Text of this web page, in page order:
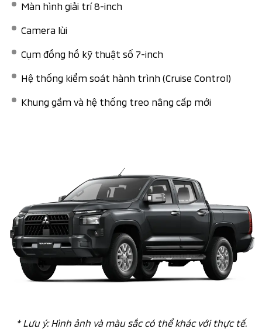
Màn hình giải trí 8-inch
Camera lùi​
Cụm đồng hồ kỹ thuật số 7-inch​
Hệ thống kiểm soát hành trình (Cruise Control)​
Khung gầm và hệ thống treo nâng cấp mới​
* Lưu ý: Hình ảnh và màu sắc có thể khác với thực tế.